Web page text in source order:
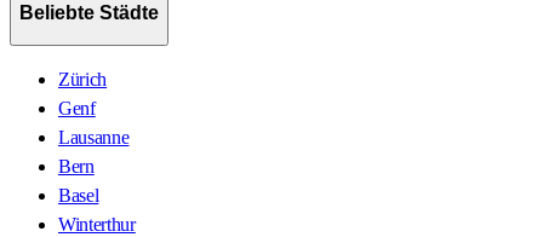
Beliebte Städte
Zürich
Genf
Lausanne
Bern
Basel
Winterthur